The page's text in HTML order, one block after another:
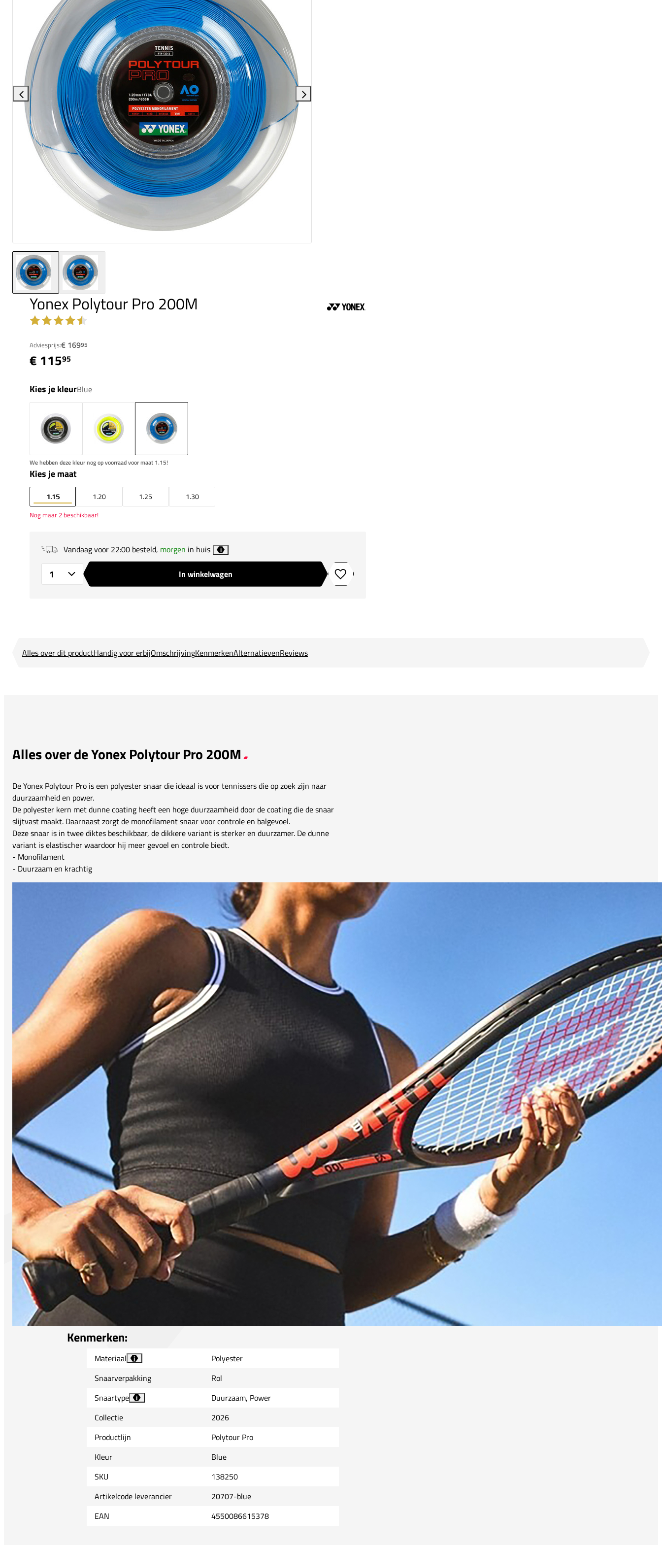
Yonex Polytour Pro 200M
Adviesprijs:€ 16995
€ 11595
Kies je kleurBlue
We hebben deze kleur nog op voorraad voor maat 1.15!
Kies je maat
1.15 1.20 1.25 1.30
Nog maar 2 beschikbaar!
Vandaag voor 22:00 besteld, morgen in huis i
In winkelwagen Toevoegen aan verlanglijstje
Alles over dit productHandig voor erbijOmschrijvingKenmerkenAlternatievenReviews
Alles over de Yonex Polytour Pro 200M
De Yonex Polytour Pro is een polyester snaar die ideaal is voor tennissers die op zoek zijn naar
duurzaamheid en power.
De polyester kern met dunne coating heeft een hoge duurzaamheid door de coating die de snaar
slijtvast maakt. Daarnaast zorgt de monofilament snaar voor controle en balgevoel.
Deze snaar is in twee diktes beschikbaar, de dikkere variant is sterker en duurzamer. De dunne
variant is elastischer waardoor hij meer gevoel en controle biedt.
- Monofilament
- Duurzaam en krachtig
Kenmerken:
Materiaal i
Polyester
Snaarverpakking
Rol
Snaartype
i
Duurzaam, Power
Collectie
2026
Productlijn
Polytour Pro
Kleur
Blue
SKU
138250
Artikelcode leverancier
20707-blue
EAN
4550086615378